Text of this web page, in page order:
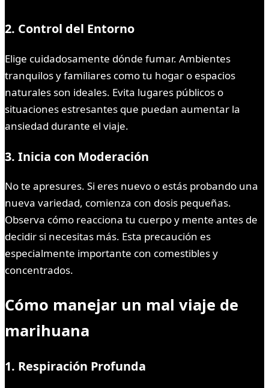
2. Control del Entorno
Elige cuidadosamente dónde fumar. Ambientes
tranquilos y familiares como tu hogar o espacios
naturales son ideales. Evita lugares públicos o
situaciones estresantes que puedan aumentar la
ansiedad durante el viaje.
3. Inicia con Moderación
No te apresures. Si eres nuevo o estás probando una
nueva variedad, comienza con dosis pequeñas.
Observa cómo reacciona tu cuerpo y mente antes de
decidir si necesitas más. Esta precaución es
especialmente importante con comestibles y
concentrados.
Cómo manejar un mal viaje de
marihuana
1. Respiración Profunda